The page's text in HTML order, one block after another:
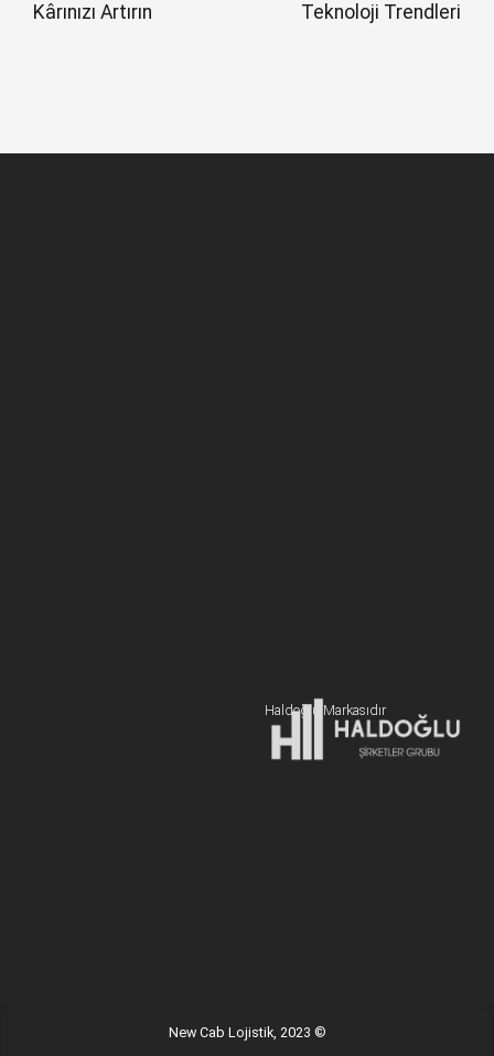
Kârınızı Artırın
Teknoloji Trendleri
19 Mayıs Mah. Sümer Sk. Zitaş Blokları D:2 NO:7 Kadıköy
Haldoğlu Markasıdır
New Cab Lojistik, 2023 ©